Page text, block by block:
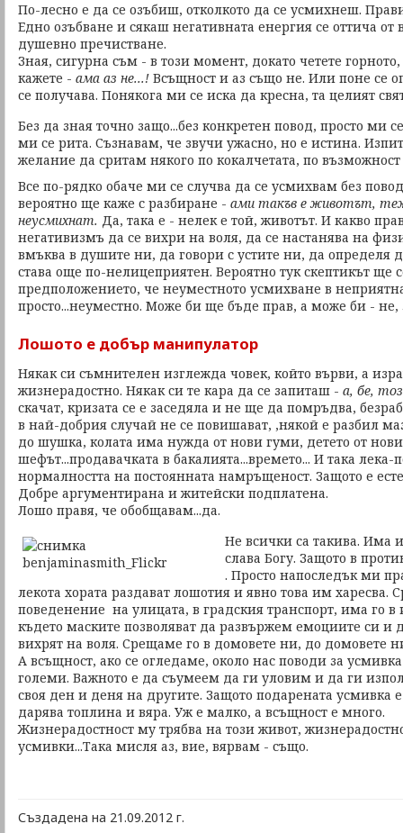
По-лесно е да се озъбиш, отколкото да се усмихнеш.
Едно озъбване и сякаш негативната енергия се оттича от
душевно пречистване.
Зная, сигурна съм - в този момент, докато четете
кажете - ама аз не...! Всъщност и аз също не. Или поне се
се получава. Понякога ми се иска да кресна, та целият
Без да зная точно защо...без конкретен повод, просто ми
ми се рита. Съзнавам, че звучи ужасно, но е истина.
желание да сритам някого по кокалчетата, по възможност
Все по-рядко обаче ми се случва да се усмихвам без
вероятно ще каже с разбиране - ами такъв е животът,
неусмихнат. Да, така е - нелек е той, животът. И какво
негативизмъ да се вихри на воля, да се настанява на
вмъква в душите ни, да говори с устите ни, да определя
става още по-нелицеприятен. Вероятно тук скептикът ще
предположението, че неуместното усмихване в
просто...неуместно. Може би ще бъде прав, а може би - не,
Лошото е добър манипулатор
Някак си съмнителен изглежда човек, който върви, а
жизнерадостно. Някак си те кара да се запиташ - а, бе,
скачат, кризата се е заседяла и не ще да помръдва,
в най-добрия случай не се повишават, ,някой е разбил
до шушка, колата има нужда от нови гуми, детето от
шефът...продавачката в бакалията...времето... И така
нормалността на постоянната намръщеност. Защото е
Добре аргументирана и житейски подплатена.
Лошо правя, че обобщавам...да.
Не всички са такива. Има
слава Богу. Защото в
. Просто напоследък ми
лекота хората раздават лошотия и явно това им харесва.
поведенение на улицата, в градския транспорт, има го в
където маските позволяват да развържем емоциите си и
вихрят на воля. Срещаме го в домовете ни, до домовете
А всъщност, ако се огледаме, около нас поводи за
големи. Важното е да съумеем да ги уловим и да ги
своя ден и деня на другите. Защото подарената усмивка
дарява топлина и вяра. Уж е малко, а всъщност е много.
Жизнерадостност му трябва на този живот,
усмивки...Така мисля аз, вие, вярвам - също.
Създадена на 21.09.2012 г.